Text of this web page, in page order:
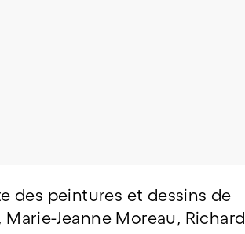
des peintures et dessins de
Jeanne Moreau, Richard